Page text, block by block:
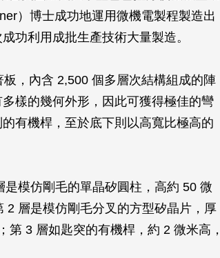
）博士成功地運用微機電製程製造出
功利用成批生產技術大量製造。
，內含 2,500 個多層次結構組成的陣
樣的幾何外形，因此可獲得極佳的彎
有機桿，至於底下則以高寬比極高的
模仿剛毛的單晶矽圓柱，高約 50 微
2 層是模仿剛毛分叉的方型矽晶片，厚
第 3 層如匙突的有機桿，約 2 微米高，